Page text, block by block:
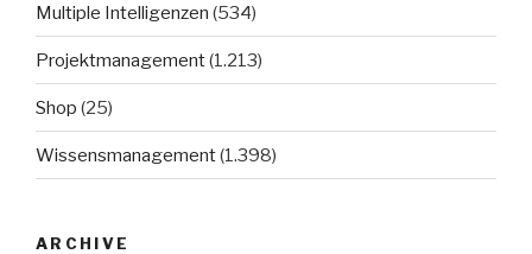
Multiple Intelligenzen (534)
Projektmanagement(1.213)
Shop (25)
Wissensmanagement(1.398)
ARCHIVE